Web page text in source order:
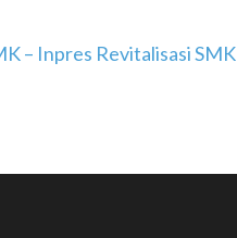
– Inpres Revitalisasi SMK